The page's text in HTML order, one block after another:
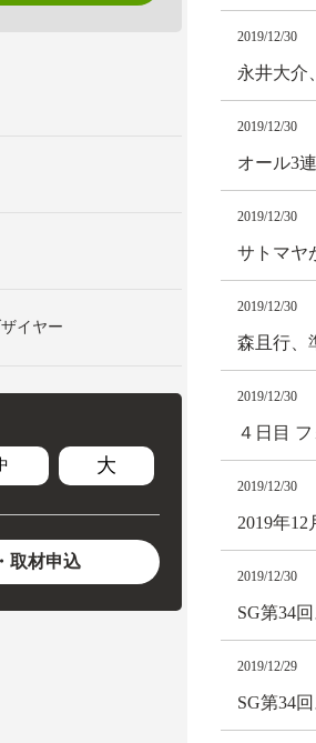
イヤー
大
取材申込
2019/12/30
永井大介
2019/12/30
オール3
2019/12/30
サトマヤ
2019/12/30
森且行、
2019/12/30
４日目
2019/12/30
2019年
2019/12/30
SG第34
2019/12/29
SG第34